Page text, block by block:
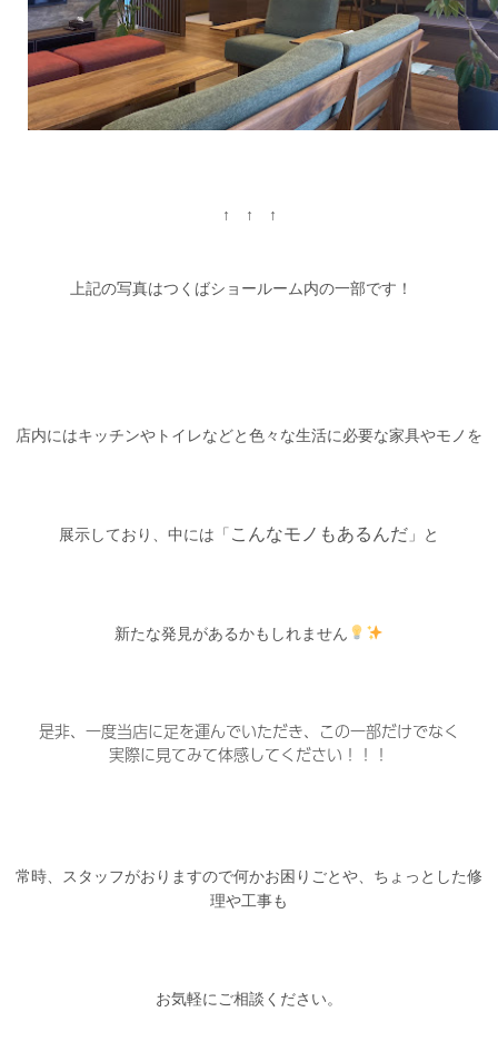
↑ ↑ ↑
上記の写真はつくばショールーム内の一部です！
店内にはキッチンやトイレなどと色々な生活に必要な家具やモノを
展示しており、中には 「 こんなモノもあるんだ 」 と
新たな発見があるかもしれません
是非、一度当店に足を運んでいただき、この一部だけでなく
実際に見てみて体感してください！！！
常時、スタッフがおりますので何かお困りごとや、ちょっとした修
理や工事も
お気軽にご相談ください。